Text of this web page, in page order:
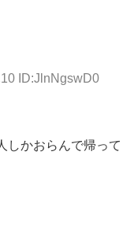
ID:JlnNgswD0
しかおらんで帰って